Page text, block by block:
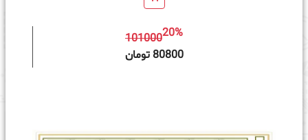
10100020%
80800 تومان